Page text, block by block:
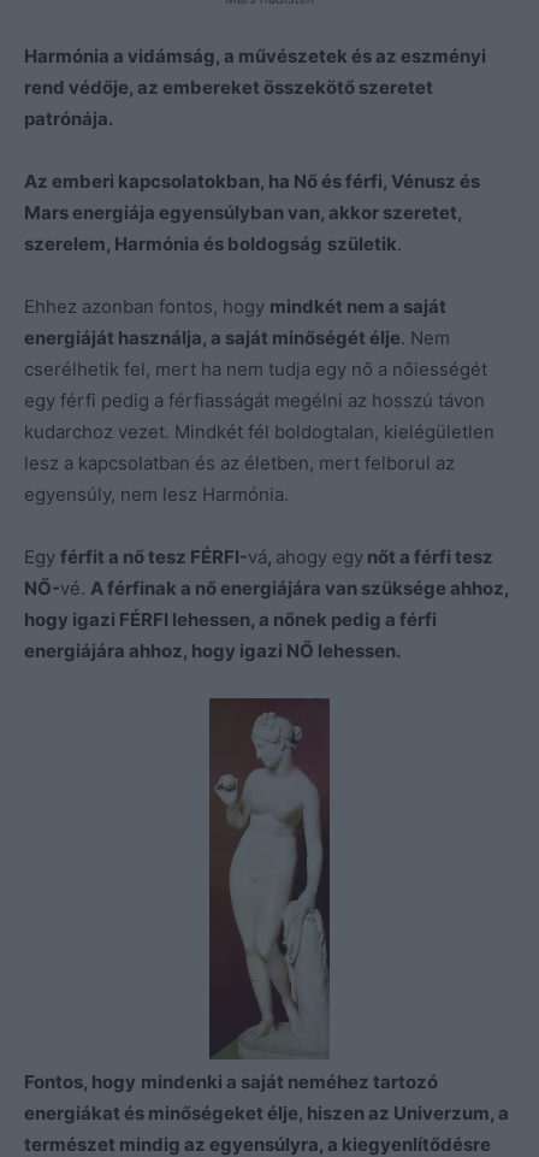
Harmónia a vidámság, a művészetek és az eszményi
rend védője, az embereket összekötő szeretet
patrónája.
Az emberi kapcsolatokban, ha Nő és férfi, Vénusz és
Mars energiája egyensúlyban van, akkor szeretet,
szerelem, Harmónia és boldogság születik.
Ehhez azonban fontos, hogy mindkét nem a saját
energiáját használja, a saját minőségét élje. Nem
cserélhetik fel, mert ha nem tudja egy nő a nőiességét
egy férfi pedig a férfiasságát megélni az hosszú távon
kudarchoz vezet. Mindkét fél boldogtalan, kielégületlen
lesz a kapcsolatban és az életben, mert felborul az
egyensúly, nem lesz Harmónia.
Egy férfit a nő tesz FÉRFI-vá, ahogy egy nőt a férfi tesz
NŐ-vé. A férfinak a nő energiájára van szüksége ahhoz,
hogy igazi FÉRFI lehessen, a nőnek pedig a férfi
energiájára ahhoz, hogy igazi NŐ lehessen.
Fontos, hogy mindenki a saját neméhez tartozó
energiákat és minőségeket élje, hiszen az Univerzum, a
természet mindig az egyensúlyra, a kiegyenlítődésre